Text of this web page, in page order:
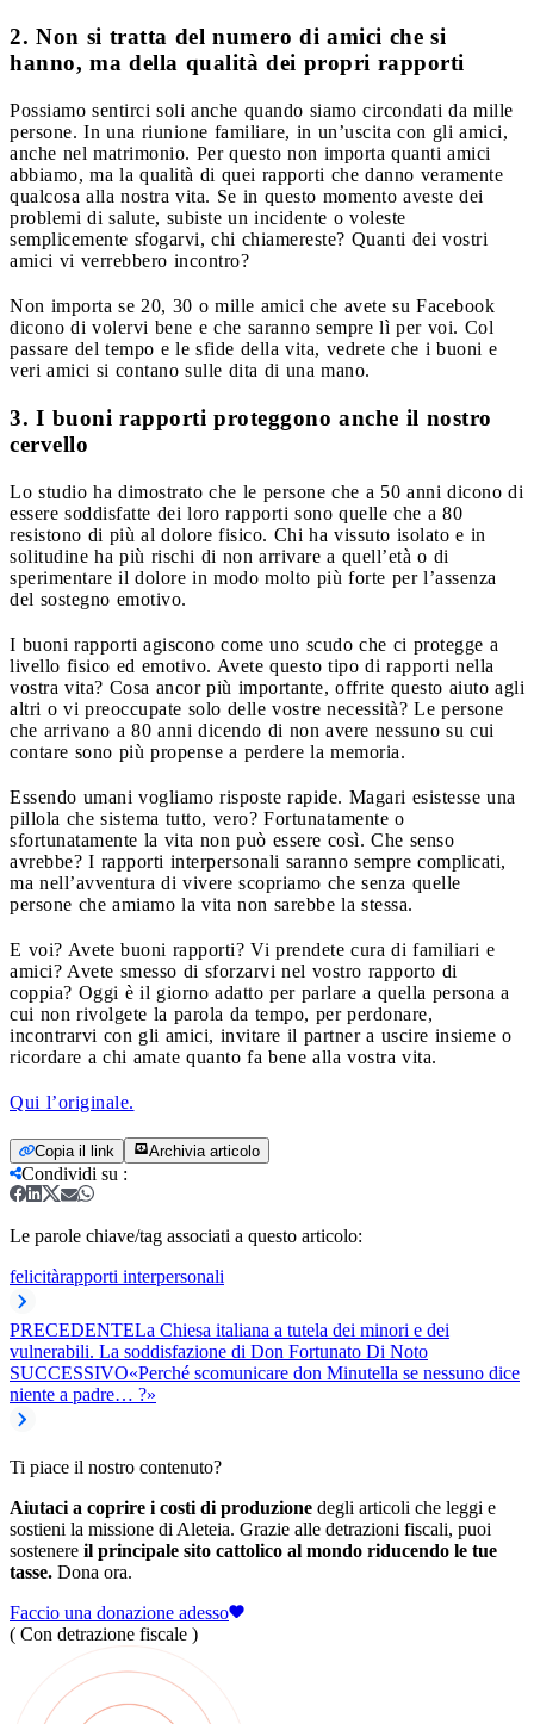
2. Non si tratta del numero di amici che si
hanno, ma della qualità dei propri rapporti
Possiamo sentirci soli anche quando siamo circondati da mille
persone. In una riunione familiare, in un’uscita con gli amici,
anche nel matrimonio. Per questo non importa quanti amici
abbiamo, ma la qualità di quei rapporti che danno veramente
qualcosa alla nostra vita. Se in questo momento aveste dei
problemi di salute, subiste un incidente o voleste
semplicemente sfogarvi, chi chiamereste? Quanti dei vostri
amici vi verrebbero incontro?
Non importa se 20, 30 o mille amici che avete su Facebook
dicono di volervi bene e che saranno sempre lì per voi. Col
passare del tempo e le sfide della vita, vedrete che i buoni e
veri amici si contano sulle dita di una mano.
3. I buoni rapporti proteggono anche il nostro
cervello
Lo studio ha dimostrato che le persone che a 50 anni dicono di
essere soddisfatte dei loro rapporti sono quelle che a 80
resistono di più al dolore fisico. Chi ha vissuto isolato e in
solitudine ha più rischi di non arrivare a quell’età o di
sperimentare il dolore in modo molto più forte per l’assenza
del sostegno emotivo.
I buoni rapporti agiscono come uno scudo che ci protegge a
livello fisico ed emotivo. Avete questo tipo di rapporti nella
vostra vita? Cosa ancor più importante, offrite questo aiuto agli
altri o vi preoccupate solo delle vostre necessità? Le persone
che arrivano a 80 anni dicendo di non avere nessuno su cui
contare sono più propense a perdere la memoria.
Essendo umani vogliamo risposte rapide. Magari esistesse una
pillola che sistema tutto, vero? Fortunatamente o
sfortunatamente la vita non può essere così. Che senso
avrebbe? I rapporti interpersonali saranno sempre complicati,
ma nell’avventura di vivere scopriamo che senza quelle
persone che amiamo la vita non sarebbe la stessa.
E voi? Avete buoni rapporti? Vi prendete cura di familiari e
amici? Avete smesso di sforzarvi nel vostro rapporto di
coppia? Oggi è il giorno adatto per parlare a quella persona a
cui non rivolgete la parola da tempo, per perdonare,
incontrarvi con gli amici, invitare il partner a uscire insieme o
ricordare a chi amate quanto fa bene alla vostra vita.
Qui l’originale.
Copia il link Archivia articolo
Condividi su :
Le parole chiave/tag associati a questo articolo:
felicitàrapporti interpersonali
PRECEDENTELa Chiesa italiana a tutela dei minori e dei
vulnerabili. La soddisfazione di Don Fortunato Di Noto
SUCCESSIVO«Perché scomunicare don Minutella se nessuno dice
niente a padre… ?»
Ti piace il nostro contenuto?
Aiutaci a coprire i costi di produzione degli articoli che leggi e
sostieni la missione di Aleteia. Grazie alle detrazioni fiscali, puoi
sostenere il principale sito cattolico al mondo riducendo le tue
tasse. Dona ora.
Faccio una donazione adesso
( Con detrazione fiscale )